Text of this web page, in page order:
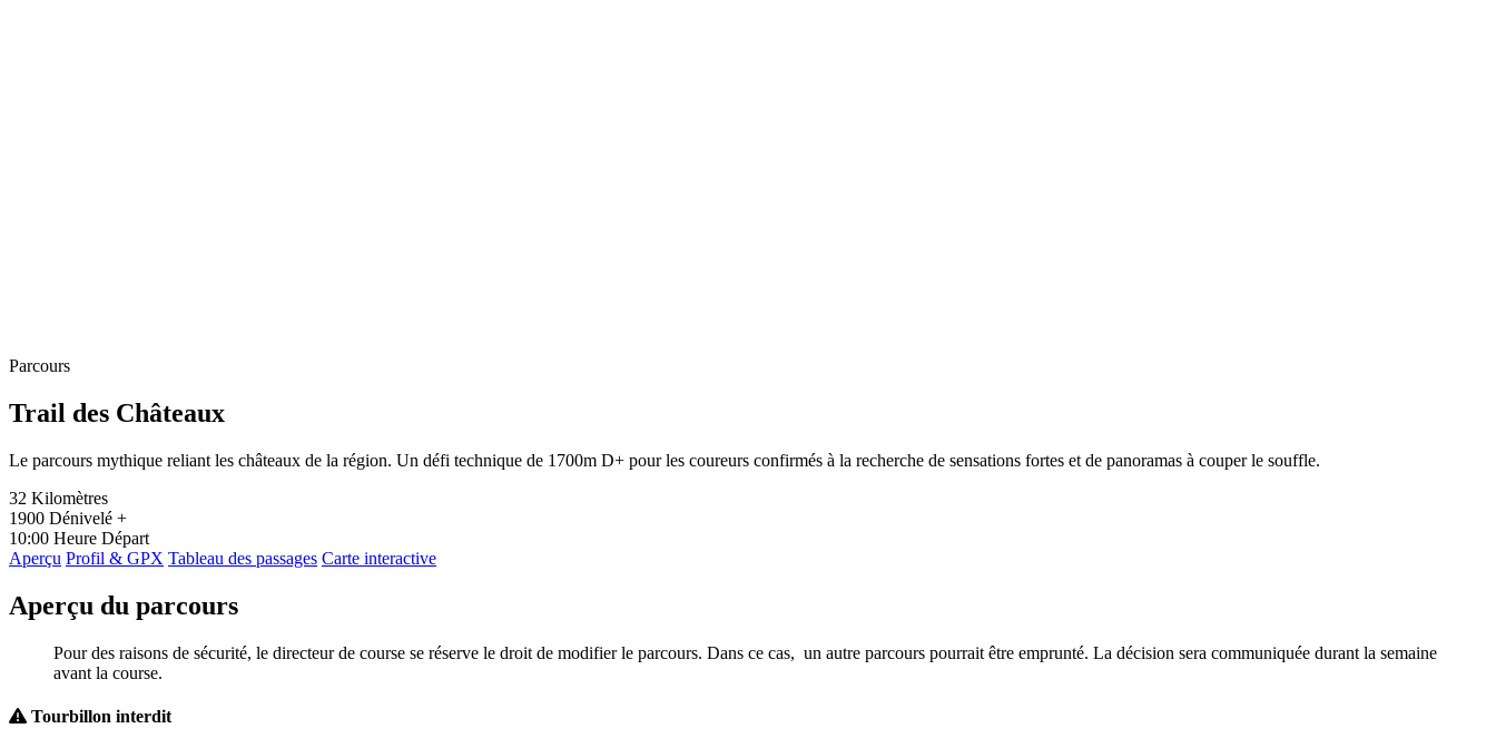
Parcours
Trail des Châteaux
Le parcours mythique reliant les châteaux de la région. Un défi technique de 1700m D+ pour les coureurs confirmés à la recherche de sensations fortes et de panoramas à couper le souffle.
32 Kilomètres
1900 Dénivelé +
10:00 Heure Départ
Aperçu Profil & GPX Tableau des passages Carte interactive
Aperçu du parcours
Pour des raisons de sécurité, le directeur de course se réserve le droit de modifier le parcours. Dans ce cas, un autre parcours pourrait être emprunté. La décision sera communiquée durant la semaine
avant la course.
Tourbillon interdit